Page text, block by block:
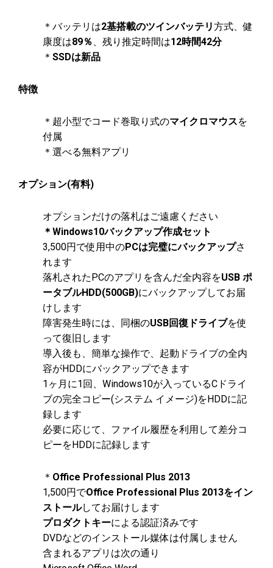
＊バッテリは2基搭載のツインバッテリ方式、健
康度は89％ 、残り推定時間は12時間42分
＊ SSDは新品
特徴
＊超小型でコード巻取り式のマイクロマウスを
付属
＊選べる無料アプリ
オプション(有料)
オプションだけの落札はご遠慮ください
＊Windows10バックアップ作成セット
3,500円で使用中のPCは完璧にバックアップさ
れます
落札されたPCのアプリを含んだ全内容をUSB ポ
ータブルHDD(500GB)にバックアップしてお届
けします
障害発生時には、同梱のUSB回復ドライブを使
って復旧します
導入後も、簡単な操作で、起動ドライブの全内
容がHDDにバックアップできます
1ヶ月に1回、Windows10が入っているCドライ
ブの完全コピー(システム イメージ)をHDDに記
録します
必要に応じて、ファイル履歴を利用して差分コ
ピーをHDDに記録します
＊ Office Professional Plus 2013
1,500円でOffice Professional Plus 2013をイン
ストールしてお届けします
プロダクトキーによる認証済みです
DVDなどのインストール媒体は付属しません
含まれるアプリは次の通り